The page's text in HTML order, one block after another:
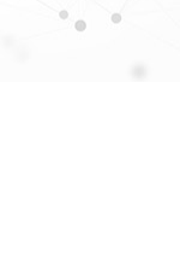
深耕输送行
统的设计，